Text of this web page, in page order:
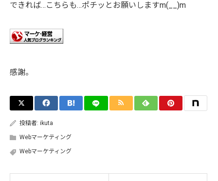
できれば…こちらも…ポチッとお願いしますm(__)m
感謝。
投稿者: ikuta
Webマーケティング
Webマーケティング